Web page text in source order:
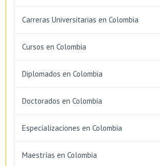
Carreras Universitarias en Colombia
Cursos en Colombia
Diplomados en Colombia
Doctorados en Colombia
Especializaciones en Colombia
Maestrías en Colombia